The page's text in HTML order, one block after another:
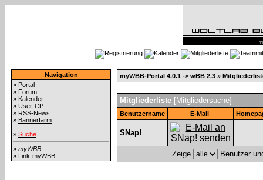
Navigation
» Portal
» Forum
» Kalender
» User-CP
» RSS-News
» Bannerfarm
» Suche
» myWBB
» Link-myWBB
myWBB-Portal 4.0.1 -> wBB 2.3 »
Mitgliederliste [Mitgliedersuche]
Benutzername E-Mail
SNap!
Zeige Benutzer